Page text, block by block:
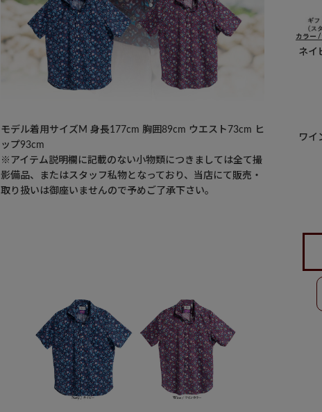
モデル着用サイズM 身長177cm 胸囲89cm ウエスト73cm ヒ
ップ93cm
※アイテム説明欄に記載のない小物類につきましては全て撮
影備品、またはスタッフ私物となっており、当店にて販売・
取り扱いは御座いませんので予めご了承下さい。
カラー
ネイ
ワイ